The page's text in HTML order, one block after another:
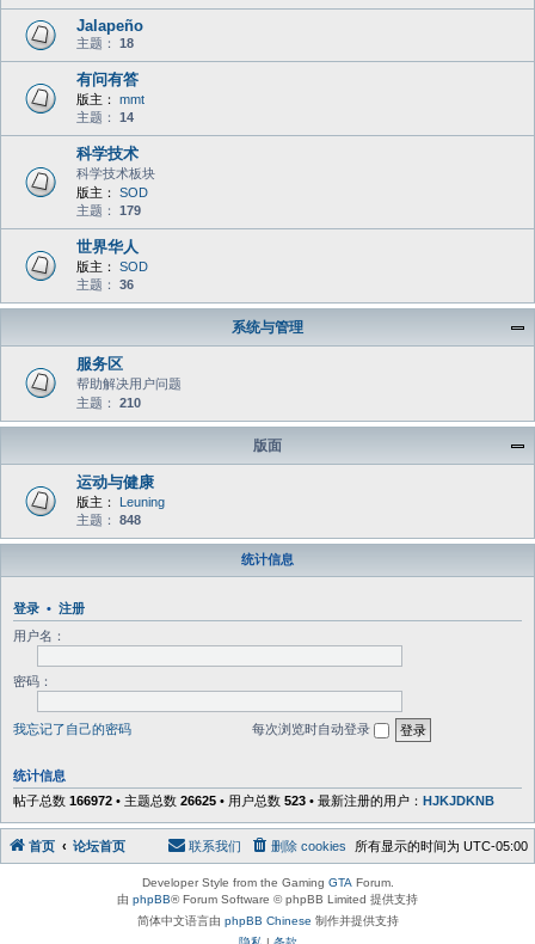
Jalapeño
主题： 18
有问有答
版主： mmt
主题： 14
科学技术
科学技术板块
版主： SOD
主题： 179
世界华人
版主： SOD
主题： 36
系统与管理
服务区
帮助解决用户问题
主题： 210
版面
运动与健康
版主：
Leuning
主题： 848
统计信息
登录 • 注册
用户名：
密码：
我忘记了自己的密码 每次浏览时自动登录
统计信息
帖子总数 166972 • 主题总数 26625 • 用户总数 523 • 最新注册的用户： HJKJDKNB
首页 论坛首页 所有显示的时间为 UTC-05:00
删除 cookies
联系我们
Developer Style from the Gaming GTA Forum.
由 phpBB® Forum Software © phpBB Limited 提供支持
简体中文语言由 phpBB Chinese 制作并提供支持